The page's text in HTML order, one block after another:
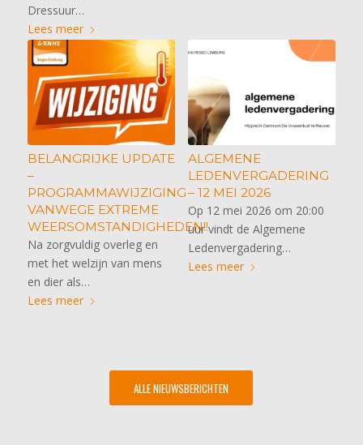
Dressuur…
Lees meer
BELANGRIJKE UPDATE
–
PROGRAMMAWIJZIGING
VANWEGE EXTREME
WEERSOMSTANDIGHEDEN!!
Na zorgvuldig overleg en
met het welzijn van mens
en dier als…
Lees meer
ALGEMENE
LEDENVERGADERING
– 12 MEI 2026
Op 12 mei 2026 om 20:00
uur vindt de Algemene
Ledenvergadering…
Lees meer
ALLE NIEUWSBERICHTEN